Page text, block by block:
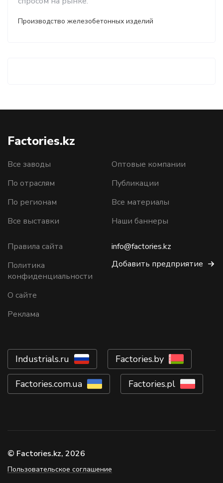
Производство железобетонных изделий
Factories.kz
Все заводы
По отраслям
По регионам
Все выставки
Оптовые компании
Публикации
Все материалы
Наши баннеры
Правила сайта
Политика
конфиденциальности
О сайте
Реклама
info@factories.kz
Добавить предприятие
Industrials.ru Factories.by
Factories.com.ua Factories.pl
© Factories.kz, 2026
Пользовательское соглашение